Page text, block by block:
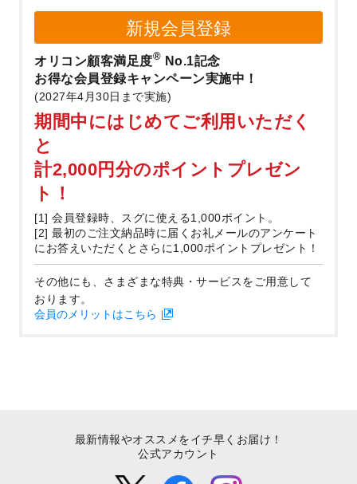
新規会員登録
オリコン顧客満足度® No.1記念
お得な会員登録キャンペーン実施中！
(2027年4月30日まで実施)
期間中にはじめてご利用いただく
と
計2,000円分のポイントプレゼン
ト！
[1] 会員登録時、スグに使える1,000ポイント。
[2] 最初のご注文納品時に届くお礼メールのアンケート
にお答えいただくとさらに1,000ポイントプレゼント！
その他にも、さまざまな特典・サービスをご用意して
おります。
会員のメリットはこちら
最新情報やオススメをイチ早くお届け！
公式アカウント